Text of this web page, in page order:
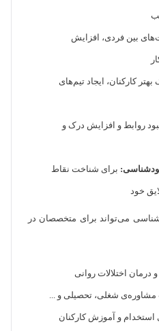
بین فردی، افزایش
کارکنان، ایجاد تیم‌های
روابط و افزایش درک و
برای شناخت نقاط
خود
می‌تواند برای متخصصان در
اختلالات روانی
مشاوره‌ی شغلی، تحصیلی و ...
استخدام و آموزش کارکنان